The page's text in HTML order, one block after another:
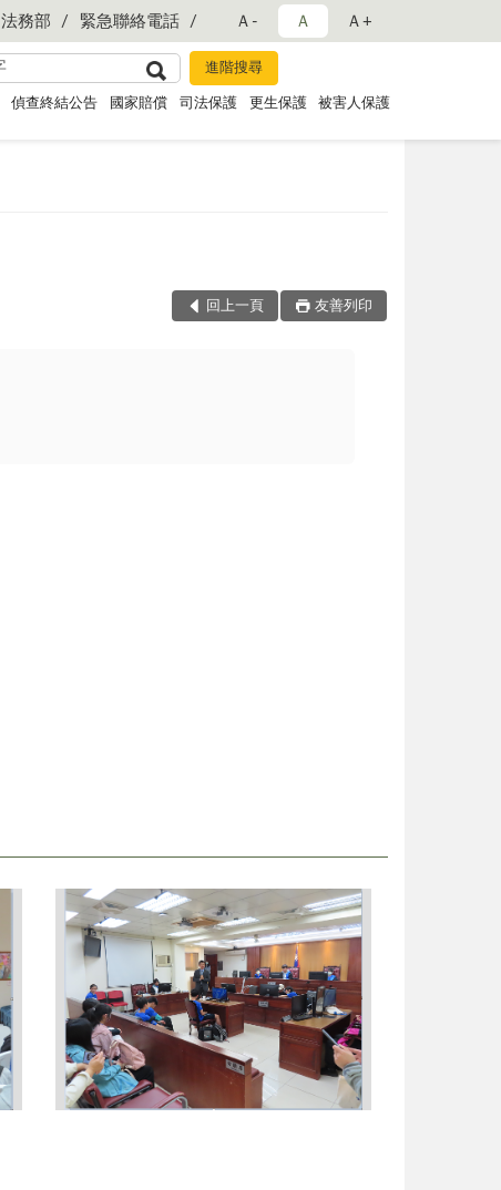
法務部 緊急聯絡電話 Ａ- Ａ Ａ+
偵查終結公告 國家賠償 司法保護 更生保護 被害人保護
回上一頁 友善列印